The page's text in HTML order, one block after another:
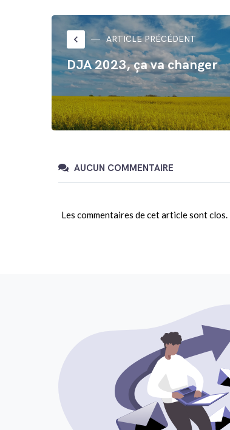
dans
une
nouvelle
fenêtre)
dans
une
nouvelle
fenêtre)
keyboard_arrow_left ARTICLE PRÉCÉDENT
DJA 2023, ça va changer
AUCUN COMMENTAIRE
Les commentaires de cet article sont clos.